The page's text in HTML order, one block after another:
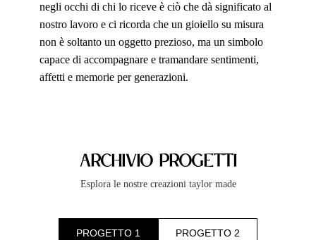
negli occhi di chi lo riceve è ciò che dà significato al
nostro lavoro e ci ricorda che un gioiello su misura
non è soltanto un oggetto prezioso, ma un simbolo
capace di accompagnare e tramandare sentimenti,
affetti e memorie per generazioni.
Archivio progetti
Esplora le nostre creazioni taylor made
PROGETTO 1 PROGETTO 2